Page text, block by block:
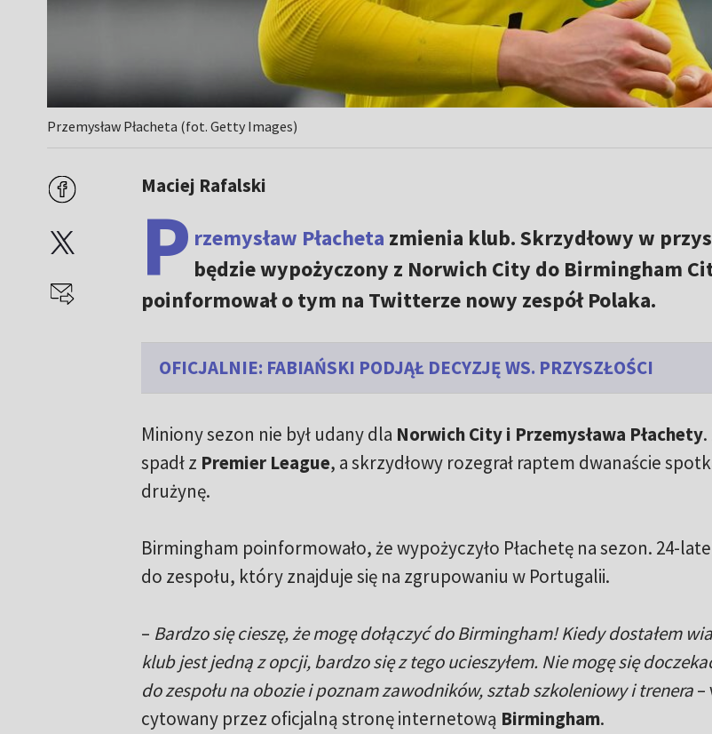
Przemysław Płacheta (fot. Getty Images)
Maciej Rafalski
P rzemysław Płacheta zmienia klub. Skrzydłowy w
będzie wypożyczony z Norwich City do Birmingham
poinformował o tym na Twitterze nowy zespół Polaka.
OFICJALNIE: FABIAŃSKI PODJĄŁ DECYZJĘ WS. PRZYSZŁOŚCI
Miniony sezon nie był udany dla Norwich City i Przemysława Płachety.
spadł z Premier League, a skrzydłowy rozegrał raptem dwanaście
drużynę.
Birmingham poinformowało, że wypożyczyło Płachetę na sezon. 24-
do zespołu, który znajduje się na zgrupowaniu w Portugalii.
– Bardzo się cieszę, że mogę dołączyć do Birmingham! Kiedy dostałem
klub jest jedną z opcji, bardzo się z tego ucieszyłem. Nie mogę się
do zespołu na obozie i poznam zawodników, sztab szkoleniowy i trenera–
cytowany przez oficjalną stronę internetową Birmingham.